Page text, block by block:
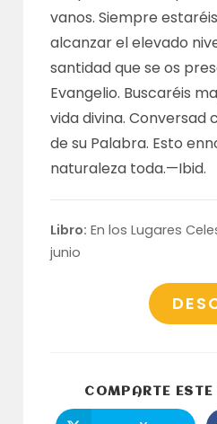
vanos. Siempre
alcanzar el elevado
santidad que se os
Evangelio. Buscaréis
vida divina. Conversad
de su Palabra. Esto
naturaleza toda.—Ibid.
Libro: En los Lugares
junio
COMPARTE